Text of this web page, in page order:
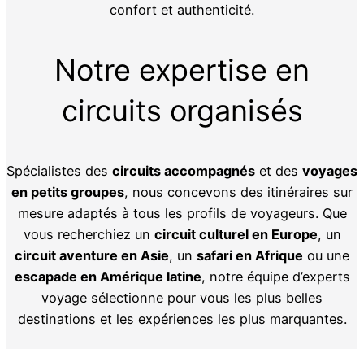
confort et authenticité.
Notre expertise en
circuits organisés
Spécialistes des circuits accompagnés et des voyages
en petits groupes, nous concevons des itinéraires sur
mesure adaptés à tous les profils de voyageurs. Que
vous recherchiez un circuit culturel en Europe, un
circuit aventure en Asie, un safari en Afrique ou une
escapade en Amérique latine, notre équipe d’experts
voyage sélectionne pour vous les plus belles
destinations et les expériences les plus marquantes.